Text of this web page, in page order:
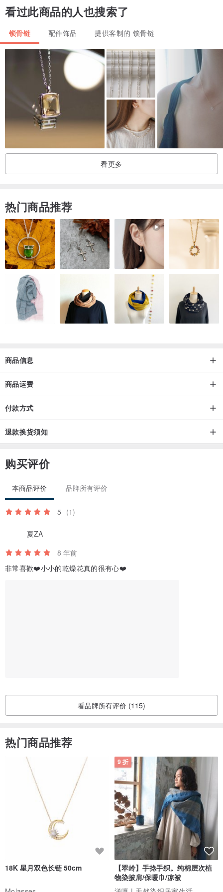
诸城之中有个名叫伯利恒的小城，流传着古老的预言：“有星要出于雅
各”、“将有一位君王，要从伯利恒来”，有一天，天上有使者显异象给
郊野的牧羊人，预告弥赛亚即将降生，于是城里开始流传着这个好消
此时，在东方有一颗又大又亮的星突然显现，东方国度的博士见到了
这奇异星象，便循着星的指引与古老预言来到伯利恒，朝见敬拜这位
出生在旅店，放在马槽里的弥赛亚。
人们总是欢喜快乐庆祝耶稣的降生，然而，在福音书卷里，耶稣在被
钉死前的最后晚餐，一边擘饼一边说：
“他们听见王的话就去了。在东方所看见的那星忽然在他们前头行，直
行到小孩子的地方，就在上头停住了。他们看见那星，就大大的欢
喜；进了房子，看见小孩子和他母亲马利亚，就俯伏拜那小孩子，揭
开宝盒，拿黄金、乳香、没药为礼物献给他。”
《Matthew 2:9-11》
【你爱你的家人，也爱你自己】
尺寸 1.5 x 1.8 x 1.2 cm
主石 粉晶、混色玛瑙 (可选)
材质 925银
《星星玉石》纯银铃铛手链
尺寸 活动式6"~7" (15~18 cm) (之外可定制)
主石 粉晶、混色玛瑙 (可选)
材质 925银
【玉石颜色】
※上面5颗是混色玛瑙（浅褐色～黑色，交错都有），
下面3颗是粉晶（略带粉色透明）
//更多礼物卡选择//
星星玉石_纯银拐杖耳针1对
$1120：东方之星_纯银手链_耳针
看过此商品的人也搜索了
锁骨链 配件饰品 提供客制的 锁骨链
看更多
热门商品推荐
商品信息
商品运费
付款方式
退款换货须知
购买评价
本商品评价 品牌所有评价
5 (1)
夏ZA
8 年前
非常喜歡❤️小小的乾燥花真的很有心❤️
看品牌所有评价 (115)
热门商品推荐
18K 星月双色长链 50cm
9 折
【翠岭】手捻手织。纯棉层次植
物染披肩/保暖巾/凉被